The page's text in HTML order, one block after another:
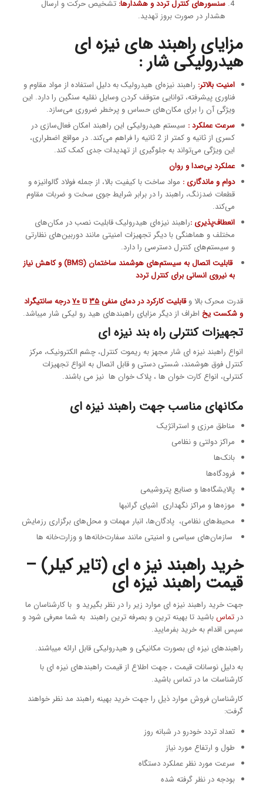
سنسورهای کنترل تردد و هشدارها: تشخیص حرکت و ارسال
هشدار در صورت بروز تهدید.
مزایای راهبند های نیزه ای
هیدرولیکی شار :
امنیت بالاتر: راهبند نیزه‌ای هیدرولیک به دلیل استفاده از مواد مقاوم و
فناوری پیشرفته، توانایی متوقف کردن وسایل نقلیه سنگین را دارد. این
ویژگی آن را برای مکان‌های حساس و پرخطر ضروری می‌سازد.
سرعت عملکرد : سیستم هیدرولیکی این راهبند امکان فعال‌سازی در
کسری از ثانیه و کمتر از 2 ثانیه را فراهم می‌کند. در مواقع اضطراری،
این ویژگی می‌تواند به جلوگیری از تهدیدات جدی کمک کند.
عملکرد بی‌صدا و روان
دوام و ماندگاری : مواد ساخت با کیفیت بالا، از جمله فولاد گالوانیزه و
قطعات ضدزنگ، راهبند را در برابر شرایط جوی سخت و ضربات مقاوم
می‌کند.
انعطاف‌پذیری :راهبند نیزه‌ای هیدرولیک قابلیت نصب در مکان‌های
مختلف و هماهنگی با دیگر تجهیزات امنیتی مانند دوربین‌های نظارتی
و سیستم‌های کنترل دسترسی را دارد.
قابلیت اتصال به سیستم‌های هوشمند ساختمان (BMS)
و کاهش نیاز
به نیروی انسانی برای کنترل تردد
قدرت محرک بالا وقابلیت کارکرد در دمای منفی۳۵تا۷۰درجه سانتیگراد
و شکست یخ اطراف از دیگر مزایای راهبندهای هید رو لیکی شار میباشد.
تجهیزات کنترلی راه بند نیزه ای
انواع راهبند نیزه ای شار مجهز به ریموت کنترل، چشم الکترونیک، مرکز
کنترل فوق هوشمند، شستی دستی و قابل اتصال به انواع تجهیزات
کنترلی، انواع کارت خوان ها ، پلاک خوان ها نیز می باشند.
مکانهای مناسب جهت راهبند نیزه ای
مناطق مرزی و استراتژیک
مراکز دولتی و نظامی
بانک‌ها
فرودگاه‌ها
پالایشگاه‌ها و صنایع پتروشیمی
موزه‌ها و مراکز نگهداری اشیای گرانبها
محیط‌های نظامی، پادگان‌ها، انبار مهمات و محل‌های برگزاری رزمایش
سازمان‌های سیاسی و امنیتی مانند سفارت‌خانه‌ها و وزارت‌خانه ها
خرید راهبند نیز ه ای (تایر کیلر) –
قیمت راهبند نیزه ای
جهت خرید راهبند نیزه ای موارد زیر را در نظر بگیرید و با کارشناسان ما
درتماسباشید تا بهینه ترین و بصرفه ترین راهبند به شما معرفی شود و
سپس اقدام به خرید بفرمایید.
راهبندهای نیزه ای بصورت مکانیکی و هیدرولیکی قابل ارائه میباشند.
به دلیل نوسانات قیمت ، جهت اطلاع از قیمت راهبندهای نیزه ای با
کارشناسات ما در تماس باشید.
کارشناسان فروش موارد ذیل را جهت خرید بهینه راهبند مد نظر خواهند
گرفت:
تعداد تردد خودرو در شبانه روز
طول و ارتفاع مورد نیاز
سرعت مورد نظر عملکرد دستگاه
بودجه در نظر گرفته شده